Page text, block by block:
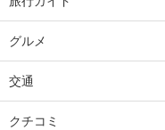
グルメ
交通
クチコミ